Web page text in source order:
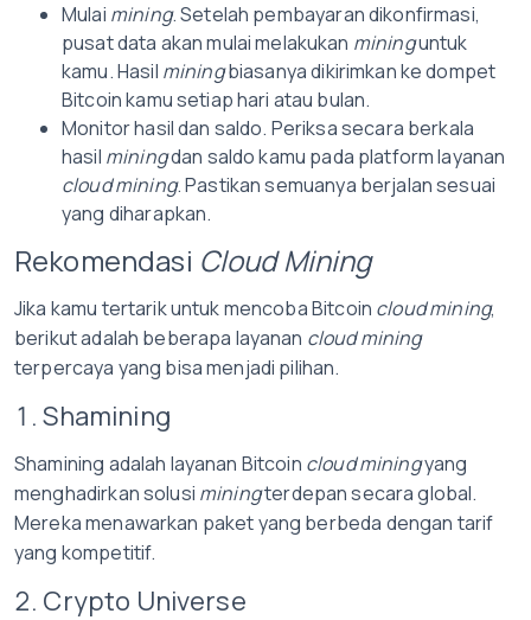
Mulai mining. Setelah pembayaran dikonfirmasi,
pusat data akan mulai melakukan mininguntuk
kamu. Hasil miningbiasanya dikirimkan ke dompet
Bitcoin kamu setiap hari atau bulan.
Monitor hasil dan saldo. Periksa secara berkala
hasil miningdan saldo kamu pada platform layanan
cloud mining. Pastikan semuanya berjalan sesuai
yang diharapkan.
Rekomendasi Cloud Mining
Jika kamu tertarik untuk mencoba Bitcoin cloud mining,
berikut adalah beberapa layanan cloud mining
terpercaya yang bisa menjadi pilihan.
1. Shamining
Shamining adalah layanan Bitcoin cloud miningyang
menghadirkan solusi miningterdepan secara global.
Mereka menawarkan paket yang berbeda dengan tarif
yang kompetitif.
2. Crypto Universe